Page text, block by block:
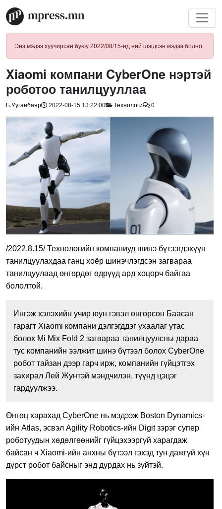
Энэ мэдээ хуучирсан буюу 2022/08/15-нд нийтлэгдсэн мэдээ болно.
Xiaomi компани CyberOne нэртэй
роботоо танилцууллаа
Б.Ууганбаяр 2022-08-15 13:22:00 Технологи 0
/2022.8.15/ Технологийн компаниуд шинэ бүтээгдэхүүн
танилцуулахдаа ганц хоёр шинэчлэгдсэн загвараа
танилцуулаад өнгөрдөг өдрүүд ард хоцорч байгаа
бололтой.
Ингэж хэлэхийн учир юун гэвэл өнгөрсөн Баасан
гарагт Xiaomi компани дэлгэгддэг ухаалаг утас
болох Mi Mix Fold 2 загвараа танилцуулсны дараа
тус компанийн ээлжит шинэ бүтээл болох CyberOne
робот тайзан дээр гарч ирж, компанийн гүйцэтгэх
захирал Лей Жунтэй мэндчилэн, түүнд цэцэг
гардуулжээ.
Өнгөц харахад CyberOne нь мэдээж Boston Dynamics-
ийн Atlas, эсвэл Agility Robotics-ийн Digit зэрэг супер
роботуудын хөдөлгөөнийг гүйцэхээргүй харагдаж
байсан ч Xiaomi-ийн анхны бүтээл гэхэд тун дажгүй хүн
дүрст робот байсныг энд дурдах нь зүйтэй.